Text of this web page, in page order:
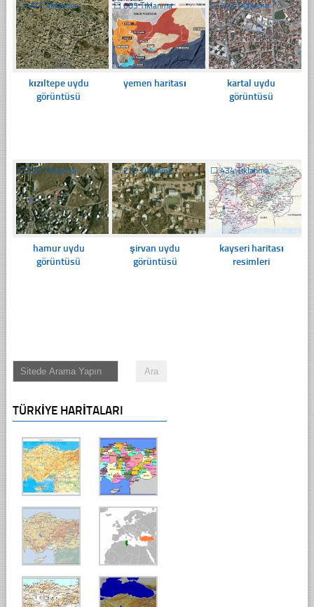
☐467 Tıklanma
kızıltepe uydu
görüntüsü
☐683 Tıklanma
yemen haritası
☐343 Tıklanma
kartal uydu
görüntüsü
☐225 Tıklanma
hamur uydu
görüntüsü
☐270 Tıklanma
şirvan uydu
görüntüsü
☐434 Tıklanma
kayseri haritası
resimleri
TÜRKIYE HARITALARI